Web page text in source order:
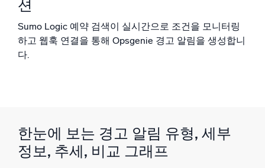
션
Sumo Logic 예약 검색이 실시간으로 조건을 모니터링
하고 웹훅 연결을 통해 Opsgenie 경고 알림을 생성합니
다.
한눈에 보는 경고 알림 유형, 세부
정보, 추세, 비교 그래프